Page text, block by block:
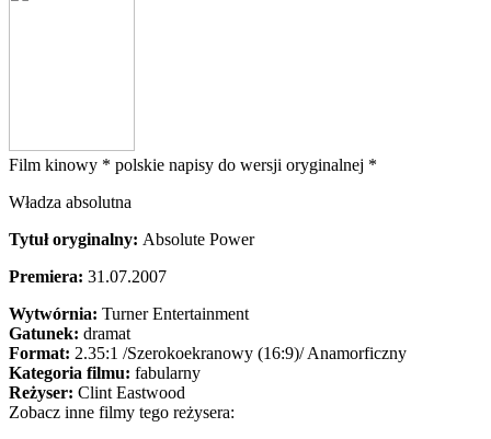
Film kinowy * polskie napisy do wersji oryginalnej *
Władza absolutna
Tytuł oryginalny: Absolute Power
Premiera: 31.07.2007
Wytwórnia: Turner Entertainment
Gatunek: dramat
Format: 2.35:1 /Szerokoekranowy (16:9)/Anamorficzny
Kategoria filmu: fabularny
Reżyser: Clint Eastwood
Zobacz inne filmy tego reżysera: